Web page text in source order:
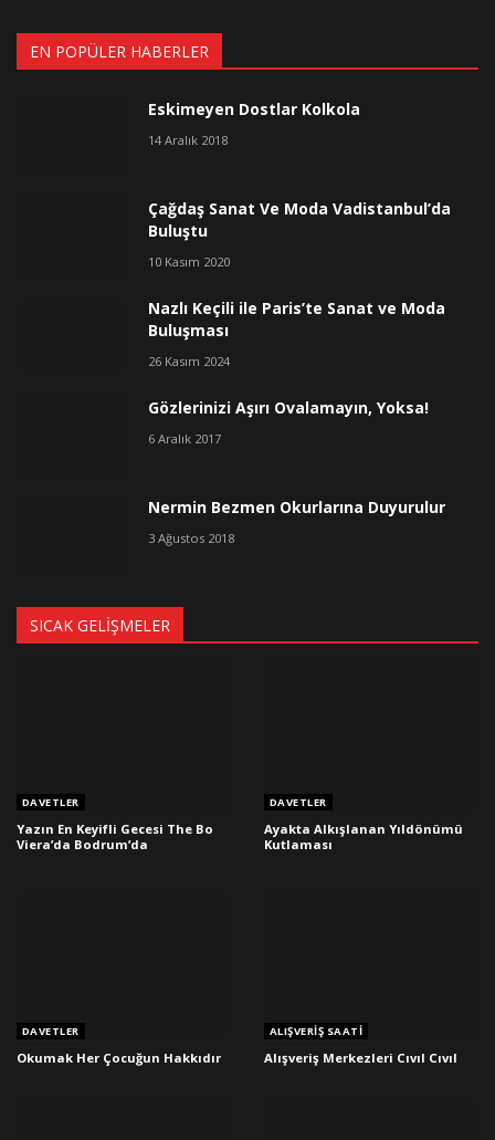
EN POPÜLER HABERLER
Eskimeyen Dostlar Kolkola
14 Aralık 2018
Çağdaş Sanat Ve Moda Vadistanbul’da
Buluştu
10 Kasım 2020
Nazlı Keçili ile Paris’te Sanat ve Moda
Buluşması
26 Kasım 2024
Gözlerinizi Aşırı Ovalamayın, Yoksa!
6 Aralık 2017
Nermin Bezmen Okurlarına Duyurulur
3 Ağustos 2018
SICAK GELIŞMELER
DAVETLER
Yazın En Keyifli Gecesi The Bo
Viera’da Bodrum’da
DAVETLER
Ayakta Alkışlanan Yıldönümü
Kutlaması
DAVETLER
Okumak Her Çocuğun Hakkıdır
ALIŞVERIŞ SAATI
Alışveriş Merkezleri Cıvıl Cıvıl